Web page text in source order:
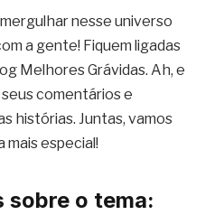
nesse universo
a gente! Fiquem ligadas
Melhores Grávidas. Ah, e
comentários e
histórias. Juntas, vamos
mais especial!
sobre o tema: